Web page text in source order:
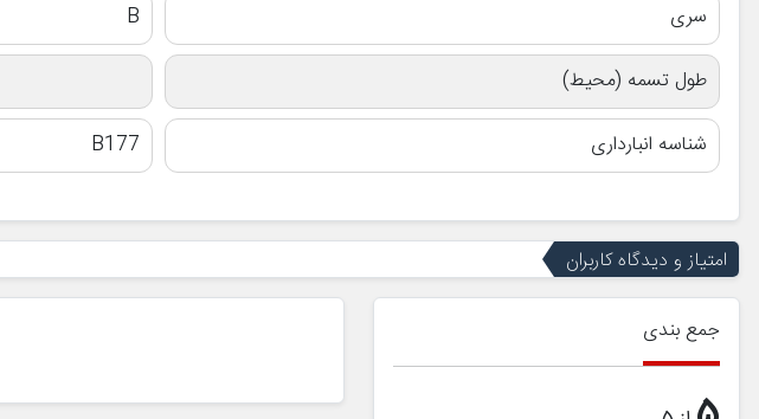
سری
B
طول تسمه (محیط)
شناسه انبارداری
B177
امتیاز و دیدگاه کاربران
جمع بندی